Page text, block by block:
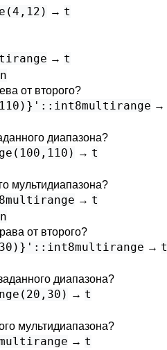
→ t
→ t
от второго?
→
диапазона?
→ t
мультидиапазона?
→ t
от второго?
→ t
диапазона?
→ t
мультидиапазона?
→ t